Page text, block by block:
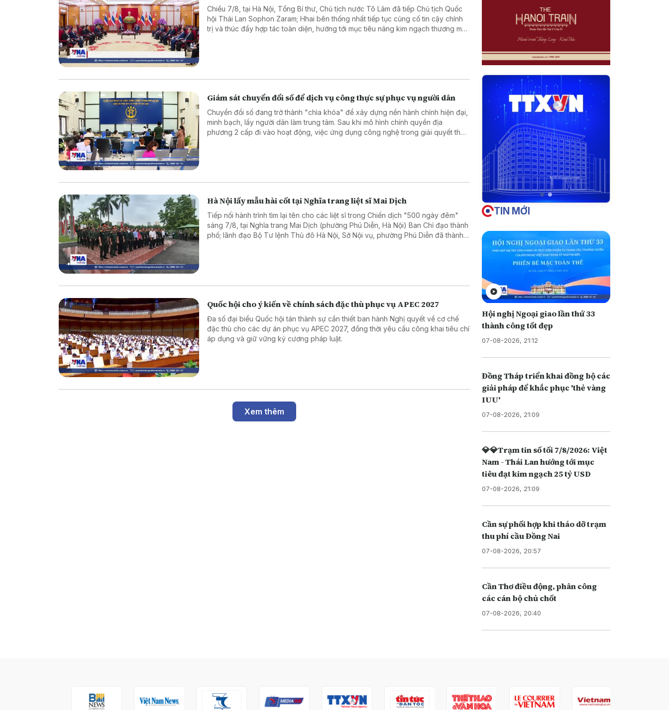
Chiều 7/8, tại Hà Nội, Tổng Bí thư, Chủ tịch nước Tô Lâm đã tiếp Chủ tịch Quốc
hội Thái Lan Sophon Zaram; Hhai bên thống nhất tiếp tục củng cố tin cậy chính
trị và thúc đẩy hợp tác toàn diện, hướng tới mục tiêu nâng kim ngạch thương mại
Giám sát chuyển đổi số để dịch vụ công thực sự phục vụ người dân
Chuyển đổi số đang trở thành "chìa khóa" để xây dựng nền hành chính hiện đại,
minh bạch, lấy người dân làm trung tâm. Sau khi mô hình chính quyền địa
phương 2 cấp đi vào hoạt động, việc ứng dụng công nghệ trong giải quyết thủ
Hà Nội lấy mẫu hài cốt tại Nghĩa trang liệt sĩ Mai Dịch
Tiếp nối hành trình tìm lại tên cho các liệt sĩ trong Chiến dịch "500 ngày đêm"
sáng 7/8, tại Nghĩa trang Mai Dịch (phường Phú Diễn, Hà Nội) Ban Chỉ đạo thành
phố; lãnh đạo Bộ Tư lệnh Thủ đô Hà Nội, Sở Nội vụ, phường Phú Diễn đã thành
Quốc hội cho ý kiến về chính sách đặc thù phục vụ APEC 2027
Đa số đại biểu Quốc hội tán thành sự cần thiết ban hành Nghị quyết về cơ chế
đặc thù cho các dự án phục vụ APEC 2027, đồng thời yêu cầu công khai tiêu chí
áp dụng và giữ vững kỷ cương pháp luật.
Xem thêm
TIN MỚI
Hội nghị Ngoại giao lần thứ 33
thành công tốt đẹp
07-08-2026, 21:12
Đồng Tháp triển khai đồng bộ các
giải pháp để khắc phục 'thẻ vàng
IUU'
07-08-2026, 21:09
💎💎Trạm tin số tối 7/8/2026: Việt
Nam - Thái Lan hướng tới mục
tiêu đạt kim ngạch 25 tỷ USD
07-08-2026, 21:09
Cần sự phối hợp khi tháo dỡ trạm
thu phí cầu Đồng Nai
07-08-2026, 20:57
Cần Thơ điều động, phân công
các cán bộ chủ chốt
07-08-2026, 20:40